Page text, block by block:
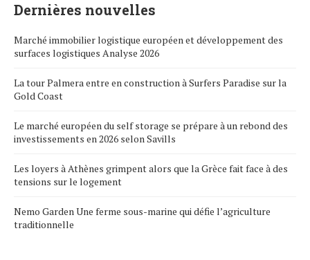
Dernières nouvelles
Marché immobilier logistique européen et développement des
surfaces logistiques Analyse 2026
La tour Palmera entre en construction à Surfers Paradise sur la
Gold Coast
Le marché européen du self storage se prépare à un rebond des
investissements en 2026 selon Savills
Les loyers à Athènes grimpent alors que la Grèce fait face à des
tensions sur le logement
Nemo Garden Une ferme sous-marine qui défie l’agriculture
traditionnelle